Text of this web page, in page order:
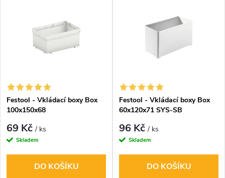
Festool - Vkládací boxy Box
100x150x68
69 Kč/ ks
Skladem
DO KOŠÍKU
Festool - Vkládací boxy Box
60x120x71 SYS-SB
96 Kč/ ks
Skladem
DO KOŠÍKU